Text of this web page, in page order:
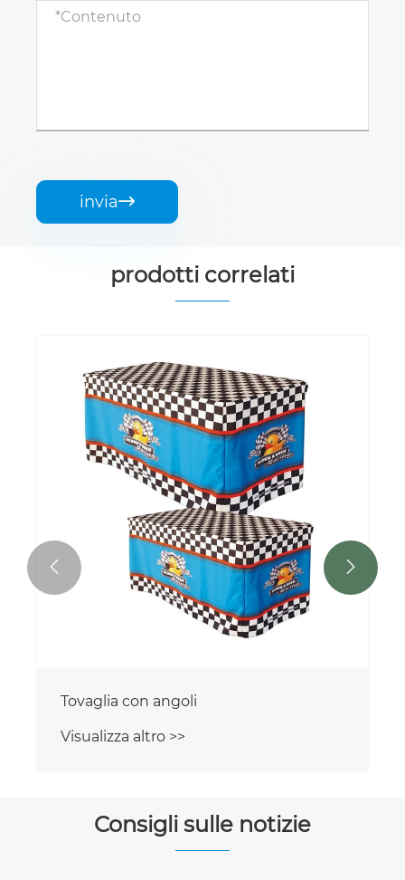
invia
prodotti correlati
Tovaglia sciolta
Visualizza altro >>
 
Consigli sulle notizie